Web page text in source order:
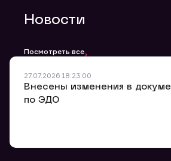
Новости
Посмотреть все
27.07.2026 18:23:00
Внесены изменения в
по ЭДО
Оставьте заявку здесь, мы
Номер договора